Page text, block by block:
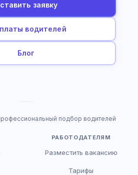
заявку
водителей
Блог
подбор водителей
РАБОТОДАТЕЛЯМ
Разместить вакансию
Тарифы